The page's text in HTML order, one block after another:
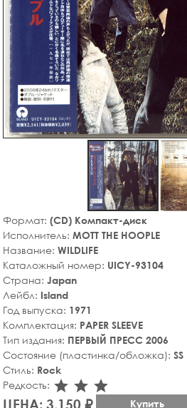
Формат: (CD) Компакт-диск
Исполнитель: MOTT THE HOOPLE
Название: WILDLIFE
Каталожный номер: UICY-93104
Страна: Japan
Лейбл: Island
Год выпуска: 1971
Комплектация: PAPER SLEEVE
Тип издания: ПЕРВЫЙ ПРЕСС 2006
Состояние (пластинка/обложка): SS
Стиль: Rock
Редкость: star_rate
star_rate
star_rate
ЦЕНА: 3,150 ₽ Купить